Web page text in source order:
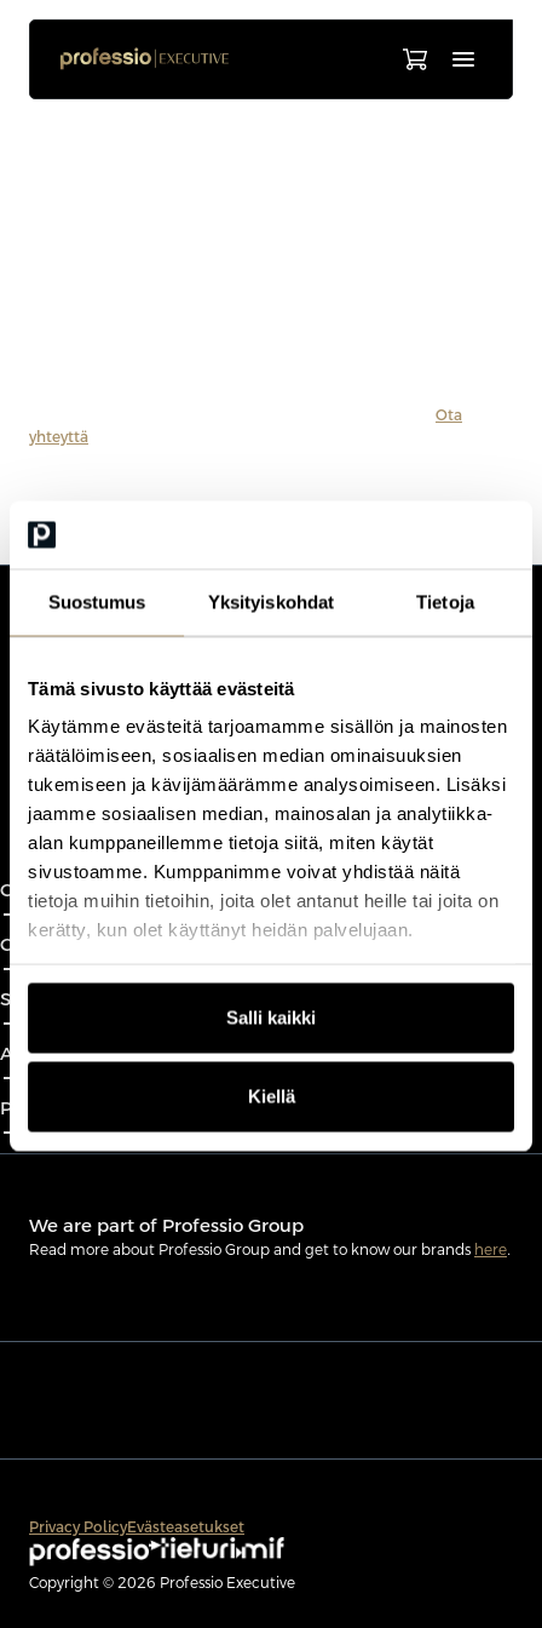
Suostumus Yksityiskohdat Tietoja
Tämä sivusto käyttää evästeitä
Käytämme evästeitä tarjoamamme sisällön ja mainosten
räätälöimiseen, sosiaalisen median ominaisuuksien
tukemiseen ja kävijämäärämme analysoimiseen. Lisäksi
jaamme sosiaalisen median, mainosalan ja analytiikka-
alan kumppaneillemme tietoja siitä, miten käytät
sivustoamme. Kumppanimme voivat yhdistää näitä
tietoja muihin tietoihin, joita olet antanut heille tai joita on
kerätty, kun olet käyttänyt heidän palvelujaan.
Salli kaikki
Kiellä
Ota
yhteyttä
CUSTOMERCARE
+358 (0)20 780 6220
customerservice@professio.fi
Book a call
CxO Circles
add_2 close
CxO Academy
add_2
Solutions
add_2
About
add_2
Partnership
add_2close
We are part of Professio Group
Read more about Professio Group and get to know our brands here.
Privacy PolicyEvästeasetukset
Copyright © 2026 Professio Executive